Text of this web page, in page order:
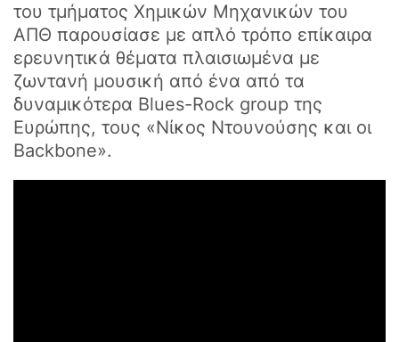
του τμήματος Χημικών Μηχανικών του
ΑΠΘ παρουσίασε με απλό τρόπο επίκαιρα
ερευνητικά θέματα πλαισιωμένα με
ζωντανή μουσική από ένα από τα
δυναμικότερα Blues-Rock group της
Ευρώπης, τους «Νίκος Ντουνούσης και οι
Backbone».